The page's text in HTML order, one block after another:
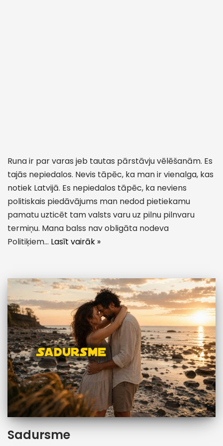
Runa ir par varas jeb tautas pārstāvju vēlēšanām. Es
tajās nepiedalos. Nevis tāpēc, ka man ir vienalga, kas
notiek Latvijā. Es nepiedalos tāpēc, ka neviens
politiskais piedāvājums man nedod pietiekamu
pamatu uzticēt tam valsts varu uz pilnu pilnvaru
termiņu. Mana balss nav obligāta nodeva
Politiķiem… Lasīt vairāk »
Sadursme